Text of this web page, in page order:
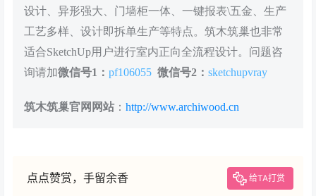
设计、异形强大、门墙柜一体、一键报表\五金、生产
工艺多样、设计即拆单生产等特点。筑木筑巢也非常
适合SketchUp用户进行室内正向全流程设计。问题咨
询请加微信号1： pf106055 微信号2： sketchupvray
筑木筑巢官网网站 ： http://www.archiwood.cn
点点赞赏，手留余香 给TA打赏